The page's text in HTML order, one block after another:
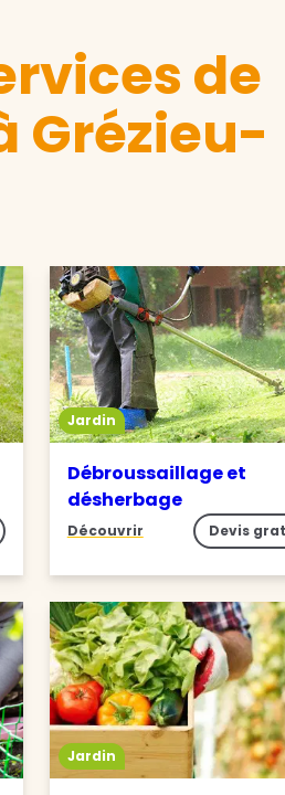
de
Grézieu-
Jardin
Débroussaillage et
désherbage
Découvrir Devis
Jardin